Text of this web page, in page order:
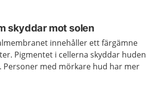
skyddar mot solen
innehåller ett färgämne
Pigmentet i cellerna skyddar huden
med mörkare hud har mer